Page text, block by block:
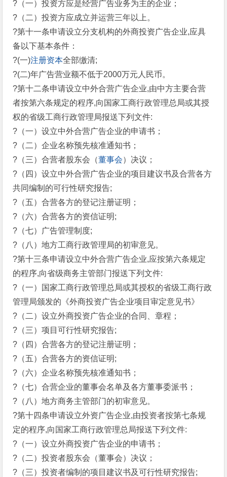
?（一）投资方应是经营广告业务为主的企业；
?（二）投资方应成立并运营三年以上。
?第十一条申请设立分支机构的外商投资广告企业,应具
备以下基本条件：
?(一)注册资本全部缴清;
?(二)年广告营业额不低于2000万元人民币。
?第十二条申请设立中外合营广告企业,由中方主要合营
者按第六条规定的程序,向国家工商行政管理总局或其授
权的省级工商行政管理局报送下列文件:
?（一）设立中外合营广告企业的申请书；
?（二）企业名称预先核准通知书；
?（三）合营者股东会（董事会）决议；
?（四）设立中外合营广告企业的项目建议书及合营各方
共同编制的可行性研究报告;
?（五）合营各方的登记注册证明；
?（六）合营各方的资信证明;
?（七）广告管理制度;
?（八）地方工商行政管理局的初审意见。
?第十三条申请设立中外合营广告企业,应按第六条规定
的程序,向省级商务主管部门报送下列文件:
?（一）国家工商行政管理总局或其授权的省级工商行政
管理局颁发的《外商投资广告企业项目审定意见书》
?（二）设立外商投资广告企业的合同、章程；
?（三）项目可行性研究报告;
?（四）合营各方的登记注册证明；
?（五）合营各方的资信证明;
?（六）企业名称预先核准通知书；
?（七）合营企业的董事会名单及各方董事委派书；
?（八）地方商务主管部门的初审意见。
?第十四条申请设立外资广告企业,由投资者按第七条规
定的程序,向国家工商行政管理总局报送下列文件:
?（一）设立外商投资广告企业的申请书；
?（二）投资者股东会（董事会）决议；
?（三）投资者编制的项目建议书及可行性研究报告;